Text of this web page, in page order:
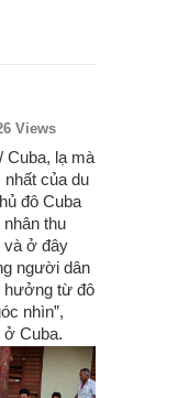
Views
Cuba, lạ mà
của du
đô Cuba
thu
và ở đây
người dân
hưởng từ đô
nhìn”,
ở Cuba.